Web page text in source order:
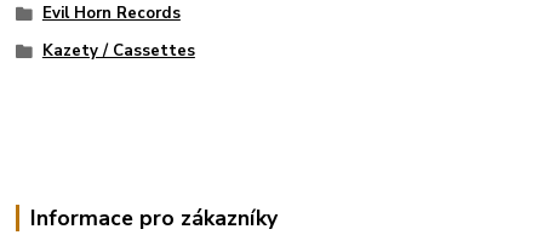
Evil Horn Records
Kazety / Cassettes
Informace pro zákazníky